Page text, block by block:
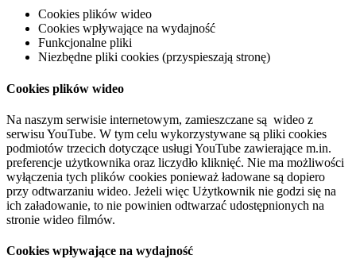
Cookies plików wideo
Cookies wpływające na wydajność
Funkcjonalne pliki
Niezbędne pliki cookies (przyspieszają stronę)
Cookies plików wideo
Na naszym serwisie internetowym, zamieszczane są wideo z
serwisu YouTube. W tym celu wykorzystywane są pliki cookies
podmiotów trzecich dotyczące usługi YouTube zawierające m.in.
preferencje użytkownika oraz liczydło kliknięć. Nie ma możliwości
wyłączenia tych plików cookies ponieważ ładowane są dopiero
przy odtwarzaniu wideo. Jeżeli więc Użytkownik nie godzi się na
ich załadowanie, to nie powinien odtwarzać udostępnionych na
stronie wideo filmów.
Cookies wpływające na wydajność